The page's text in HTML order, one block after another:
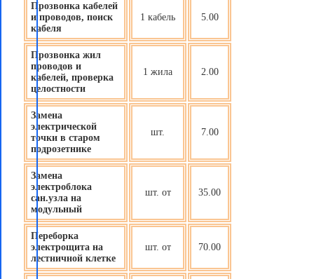
Прозвонка кабелей
и проводов, поиск
кабеля
1 кабель 5.00
Прозвонка жил
проводов и
кабелей, проверка
целостности
1 жила 2.00
Замена
электрической
точки в старом
подрозетнике
шт. 7.00
Замена
электроблока
сан.узла на
модульный
шт. от 35.00
Переборка
электрощита на
лестничной клетке
шт. от 70.00